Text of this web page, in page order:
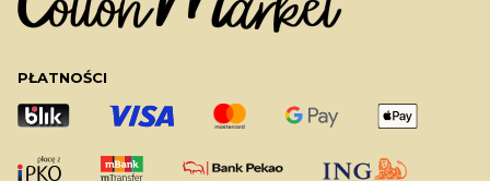
PŁATNOŚCI